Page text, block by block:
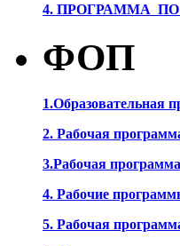
4. ПРОГРАММА
ФОП
1.Образовательная
2. Рабочая
3.Рабочая
4. Рабочие
5. Рабочая